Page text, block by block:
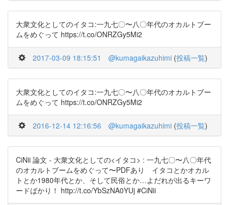
大衆文化としてのイタコ:一九七〇〜八〇年代のオカルトブー
ムをめぐって https://t.co/ONRZGy5Mi2
2017-03-09 18:15:51 @kumagaikazuhimi (投稿一覧)
大衆文化としてのイタコ:一九七〇〜八〇年代のオカルトブー
ムをめぐって https://t.co/ONRZGy5Mi2
2016-12-14 12:16:56 @kumagaikazuhimi (投稿一覧)
CiNii 論文 - 大衆文化としての<イタコ> : 一九七〇〜八〇年代
のオカルトブームをめぐって〜PDFあり イタコとかオカル
トとか1980年代とか、そして民俗とか…よだれが出るキーワ
ードばかり！ http://t.co/YbSzNA0YUj #CiNii